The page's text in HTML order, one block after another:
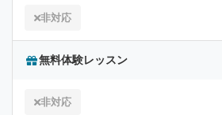
非対応
無料体験レッスン
非対応